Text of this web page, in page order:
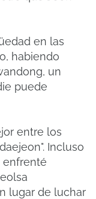
en las
habiendo
un
puede
entre los
Incluso
enfrenté
lugar de luchar